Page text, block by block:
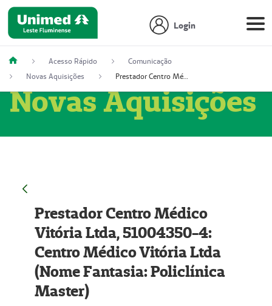
Login
Acesso Rápido
Comunicação
Novas Aquisições
Prestador Centro Médico Vitória Ltda, 51004350-4: Centro Médico Vitória Ltda (Nome Fantasia: Policlínica Master)
Novas Aquisições
Prestador Centro Médico
Vitória Ltda, 51004350-4:
Centro Médico Vitória Ltda
(Nome Fantasia: Policlínica
Master)